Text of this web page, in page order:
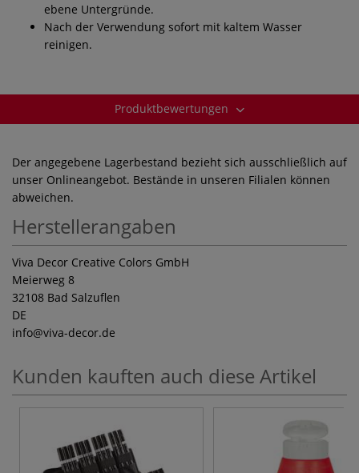
ebene Untergründe.
Nach der Verwendung sofort mit kaltem Wasser
reinigen.
Produktbewertungen
Der angegebene Lagerbestand bezieht sich ausschließlich auf
unser Onlineangebot. Bestände in unseren Filialen können
abweichen.
Herstellerangaben
Viva Decor Creative Colors GmbH
Meierweg 8
32108 Bad Salzuflen
DE
info@viva-decor.de
Kunden kauften auch diese Artikel